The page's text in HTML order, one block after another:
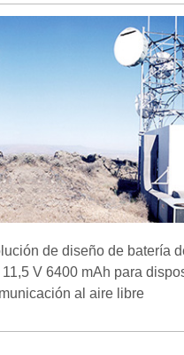
de diseño de batería
11,5 V 6400 mAh para
al aire libre